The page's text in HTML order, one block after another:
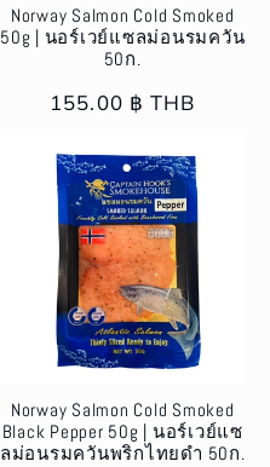
Norway Salmon Cold Smoked
50g | นอร์เวย์แซลม่อนรมควัน
50ก.
Regular
155.00 ฿ THB
Norway Salmon Cold Smoked
Black Pepper 50g | นอร์เวย์แซ
ลม่อนรมควันพริกไทยดำ 50ก.